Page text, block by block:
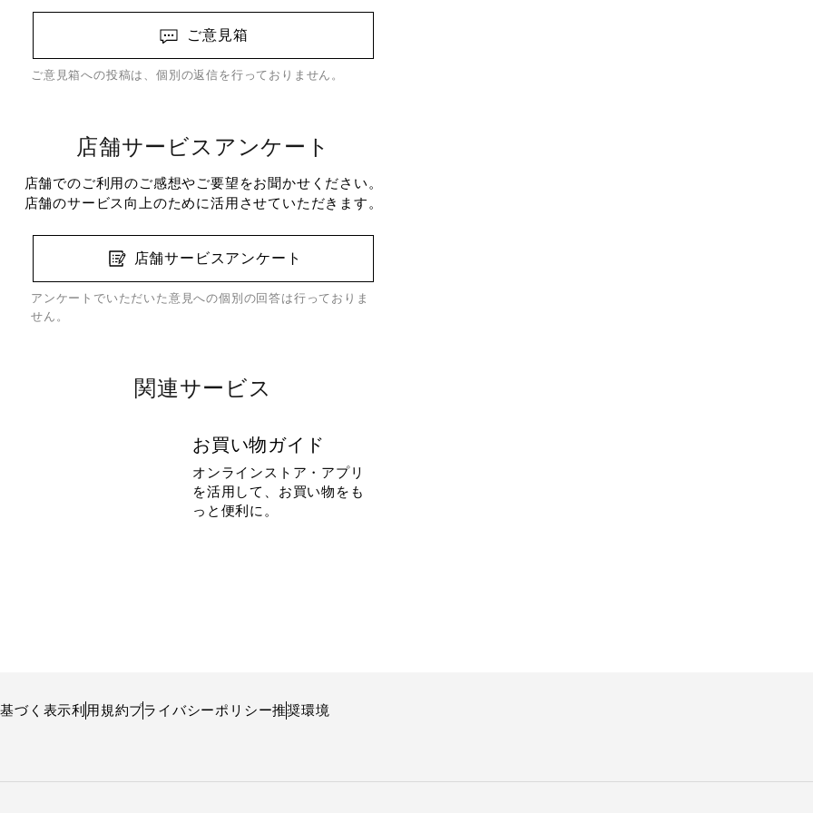
ご意見箱
ご意見箱への投稿は、個別の返信を行っておりません。
店舗サービスアンケート
店舗でのご利用のご感想やご要望をお聞かせください。
店舗のサービス向上のために活用させていただきます。
店舗サービスアンケート
アンケートでいただいた意見への個別の回答は行っておりま
せん。
関連サービス
お買い物ガイド
オンラインストア・アプリ
を活用して、お買い物をも
っと便利に。
づく表示利用規約プライバシーポリシー推奨環境